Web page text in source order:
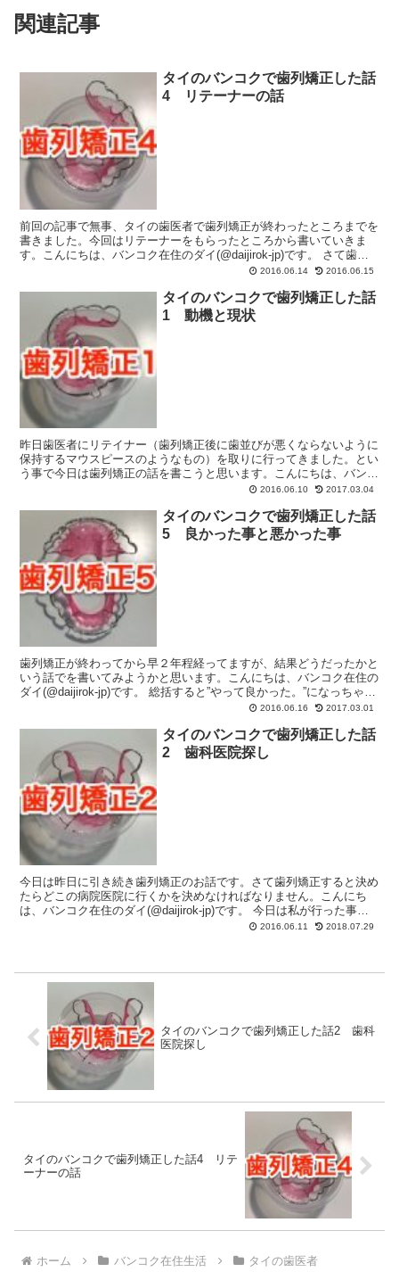
関連記事
タイのバンコクで歯列矯正した話
4 リテーナーの話
前回の記事で無事、タイの歯医者で歯列矯正が終わったところまでを
書きました。今回はリテーナーをもらったところから書いていきま
す。こんにちは、バンコク在住のダイ(@daijirok-jp)です。 さて歯列
矯正後に大事なのがリテーナー（歯列矯正後...2016.06.14 2016.06.15
タイのバンコクで歯列矯正した話
1 動機と現状
昨日歯医者にリテイナー（歯列矯正後に歯並びが悪くならないように
保持するマウスピースのようなもの）を取りに行ってきました。とい
う事で今日は歯列矯正の話を書こうと思います。こんにちは、バンコ
2016.06.10 2017.03.04
タイのバンコクで歯列矯正した話
5 良かった事と悪かった事
歯列矯正が終わってから早２年程経ってますが、結果どうだったかと
いう話でを書いてみようかと思います。こんにちは、バンコク在住の
ダイ(@daijirok-jp)です。 総括すると”やって良かった。”になっちゃう
2016.06.16 2017.03.01
タイのバンコクで歯列矯正した話
2 歯科医院探し
今日は昨日に引き続き歯列矯正のお話です。さて歯列矯正すると決め
たらどこの病院医院に行くかを決めなければなりません。こんにち
は、バンコク在住のダイ(@daijirok-jp)です。 今日は私が行った事の
ある歯科について書いていきます。 歯医者... 2016.06.11 2018.07.29
タイのバンコクで歯列矯正した話2 歯科
医院探し
タイのバンコクで歯列矯正した話4 リテ
ーナーの話
ホーム バンコク在住生活 タイの歯医者